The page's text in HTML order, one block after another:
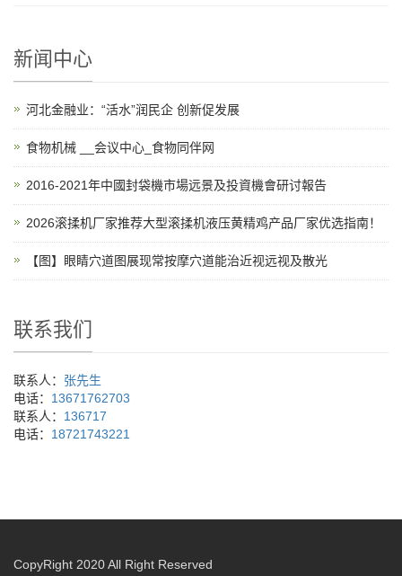
新闻中心
河北金融业：“活水”润民企 创新促发展
食物机械 __会议中心_食物同伴网
2016-2021年中國封袋機市場远景及投資機會研讨報告
2026滚揉机厂家推荐大型滚揉机液压黄精鸡产品厂家优选指南！
【图】眼睛穴道图展现常按摩穴道能治近视远视及散光
联系我们
联系人： 张先生
电话： 13671762703
联系人： 136717
电话： 18721743221
CopyRight 2020 All Right Reserved